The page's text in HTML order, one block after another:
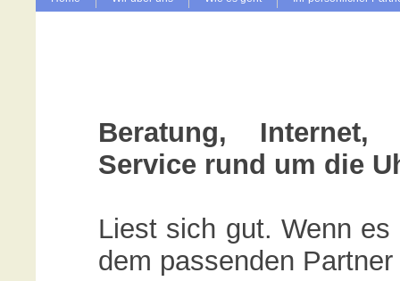
Beratung,
Service rund um die
Liest sich gut. Wenn
dem passenden